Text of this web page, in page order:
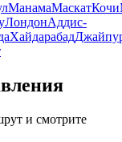
МанамаМаскатКочи
ЛондонАддис-
Хайдарабад
и смотрите